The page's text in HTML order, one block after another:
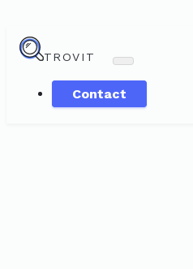
TROVIT
Contact